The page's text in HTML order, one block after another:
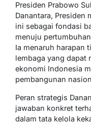
Presiden Prabowo
Danantara, Presiden
ini sebagai fondasi
menuju
Ia menaruh harapan
lembaga yang dapat
ekonomi Indonesia
pembangunan
Peran strategis
jawaban konkret
dalam tata kelola